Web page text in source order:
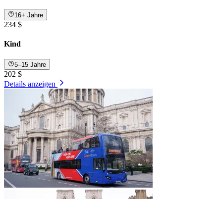
16+ Jahre
234 $
Kind
5–15 Jahre
202 $
Details anzeigen